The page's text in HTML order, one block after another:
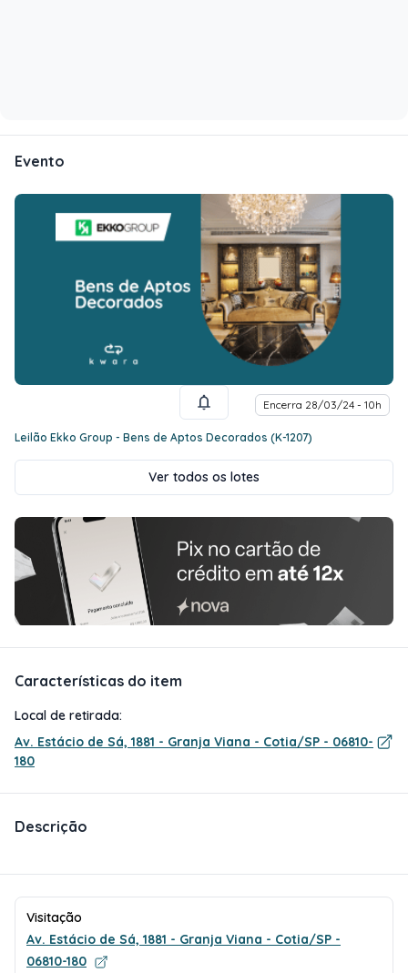
Evento
Encerra 28/03/24 - 10h
Leilão Ekko Group - Bens de Aptos Decorados (K-1207)
Ver todos os lotes
Características do item
Local de retirada:
Av. Estácio de Sá, 1881 - Granja Viana - Cotia/SP - 06810-
180
Descrição
Visitação
Av. Estácio de Sá, 1881 - Granja Viana - Cotia/SP -
06810-180